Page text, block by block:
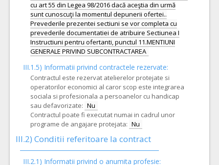
cu art 55 din Legea 98/2016 dacă aceştia din urmă
sunt cunoscuţi la momentul depunerii ofertei..
Prevederile prezentei sectiuni se vor completa cu
prevederile documentatiei de atribuire Sectiunea I
Instructiuni pentru ofertanti, punctul 11.MENTIUNI
III.1.5) Informatii privind contractele rezervate:
Contractul este rezervat atelierelor protejate si
operatorilor economici al caror scop este integrarea
sociala si profesionala a persoanelor cu handicap
sau defavorizate: Nu
Contractul poate fi executat numai in cadrul unor
programe de angajare protejata: Nu
III.2) Conditii referitoare la contract
III.2.1) Informatii privind o anumita profesie: